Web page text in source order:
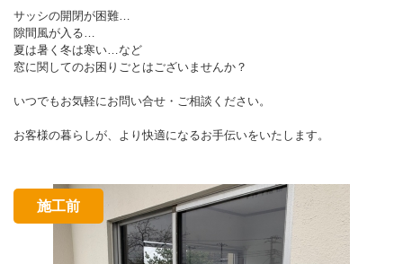
サッシの開閉が困難…
隙間風が入る…
夏は暑く冬は寒い…など
窓に関してのお困りごとはございませんか？
いつでもお気軽にお問い合せ・ご相談ください。
お客様の暮らしが、より快適になるお手伝いをいたします。
施工前